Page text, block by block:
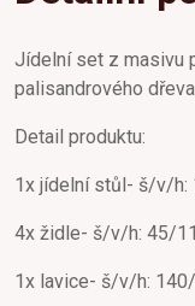
Jídelní set z masivu
palisandrového dřeva.
Detail produktu:
1x jídelní stůl- š/v/h:
4x židle- š/v/h: 45/
1x lavice- š/v/h: